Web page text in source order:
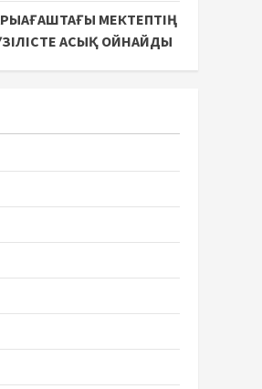
МЕКТЕПТІҢ
АСЫҚ ОЙНАЙДЫ